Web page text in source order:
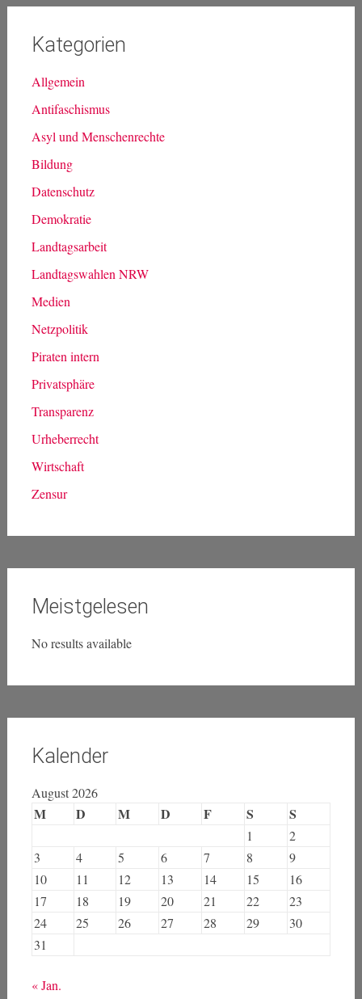
Kategorien
Allgemein
Antifaschismus
Asyl und Menschenrechte
Bildung
Datenschutz
Demokratie
Landtagsarbeit
Landtagswahlen NRW
Medien
Netzpolitik
Piraten intern
Privatsphäre
Transparenz
Urheberrecht
Wirtschaft
Zensur
Meistgelesen
No results available
Kalender
August 2026
M D M D F S S
1
2
3
4 5 6 7 8
9
10
11 12 13 14 15
16
17
18 19 20 21 22
23
24
25 26 27 28 29
30
31
« Jan.